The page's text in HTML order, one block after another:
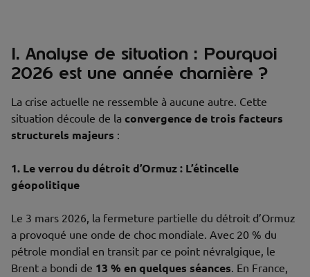
I. Analyse de situation : Pourquoi
2026 est une année charnière ?
La crise actuelle ne ressemble à aucune autre. Cette
situation découle de la convergence de trois facteurs
structurels majeurs :
1. Le verrou du détroit d’Ormuz : L’étincelle
géopolitique
Le 3 mars 2026, la fermeture partielle du détroit d’Ormuz
a provoqué une onde de choc mondiale. Avec 20 % du
pétrole mondial en transit par ce point névralgique, le
Brent a bondi de 13 % en quelques séances . En France,